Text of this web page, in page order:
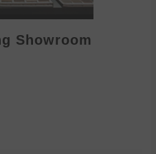
Showroom